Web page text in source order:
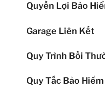
Quyền Lợi Bảo
Garage Liên Kết
Quy Trình Bồi
Quy Tắc Bảo Hiểm